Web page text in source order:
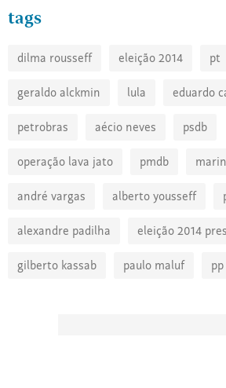
tags
dilma rousseff eleição 2014 pt
geraldo alckmin lula eduardo
petrobras aécio neves psdb
operação lava jato pmdb
andré vargas alberto yousseff
alexandre padilha eleição 2014
gilberto kassab paulo maluf pp